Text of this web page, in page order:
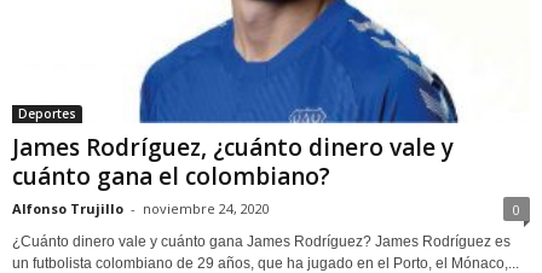
Deportes
James Rodríguez, ¿cuánto dinero vale y
cuánto gana el colombiano?
Alfonso Trujillo - noviembre 24, 2020 0
¿Cuánto dinero vale y cuánto gana James Rodríguez? James Rodríguez es
un futbolista colombiano de 29 años, que ha jugado en el Porto, el Mónaco,...